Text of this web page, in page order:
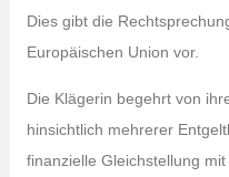
Dies gibt die
Europäischen Union vor.
Die Klägerin begehrt von
hinsichtlich mehrerer
finanzielle Gleichstellung